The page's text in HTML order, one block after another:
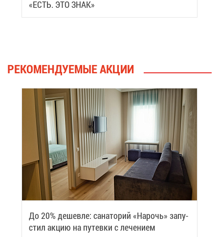
«ЕСТЬ. ЭТО ЗНАК»
РЕ­КО­МЕН­ДУ­Е­МЫЕ АК­ЦИИ
До 20% де­шев­ле: са­на­то­рий «На­рочь» за­пу­
стил ак­цию на пу­тев­ки с ле­че­ни­ем